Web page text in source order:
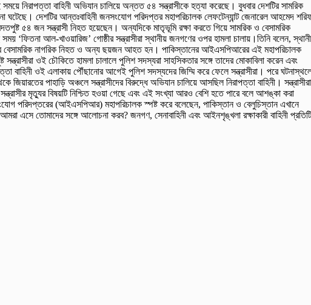
নিরাপত্তা বাহিনী অভিযান চালিয়ে অন্তত ৫৪ সন্ত্রাসীকে হত্যা করেছে। বুধবার দেশটির সামরিক
দেশটির আন্তঃবাহিনী জনসংযোগ পরিদপ্তর মহাপরিচালক লেফটেন্যান্ট জেনারেল আহমেদ
৫৪ জন সন্ত্রাসী নিহত হয়েছেন। অন্যদিকে মাতৃভূমি রক্ষা করতে গিয়ে সামরিক ও বেসামরিক
আল-খাওয়ারিজ’ গোষ্ঠীর সন্ত্রাসীরা স্থানীয় জনগণের ওপর হামলা চালায়।তিনি বলেন,
বেসামরিক নাগরিক নিহত ও অন্য ছয়জন আহত হন। পাকিস্তানের আইএসপিআরের এই মহাপরিচালক
ওই চৌকিতে হামলা চালালে পুলিশ সদস্যরা সাহসিকতার সঙ্গে তাদের মোকাবিলা করেন এবং
বাহিনী ওই এলাকায় পৌঁছানোর আগেই পুলিশ সদস্যদের জিম্মি করে ফেলে সন্ত্রাসীরা। পরে
পাহাড়ি অঞ্চলে সন্ত্রাসীদের বিরুদ্ধে অভিযান চালিয়ে আসছিল নিরাপত্তা বাহিনী। সন্ত্রাসীরা
মৃত্যুর বিষয়টি নিশ্চিত হওয়া গেছে এবং এই সংখ্যা আরও বেশি হতে পারে বলে আশঙ্কা করা
পরিদপ্তরের (আইএসপিআর) মহাপরিচালক স্পষ্ট করে বলেছেন, পাকিস্তান ও বেলুচিস্তান এখানে
তোমাদের সঙ্গে আলোচনা করব? জনগণ, সেনাবাহিনী এবং আইনশৃঙ্খলা রক্ষাকারী বাহিনী প্রতিটি